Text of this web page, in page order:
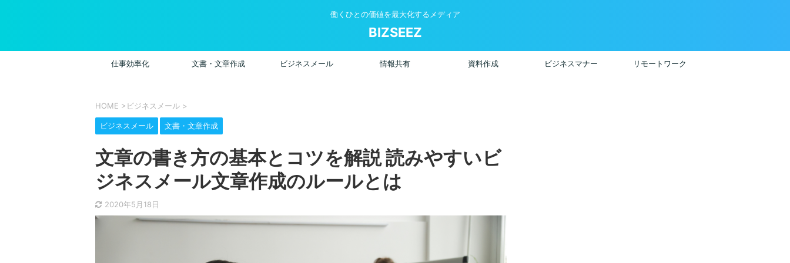
働くひとの価値を最大化するメディア
BIZSEEZ
仕事効率化 文書・文章作成 ビジネスメール 情報共有 資料作成 ビジネスマナー リモートワーク
HOME > ビジネスメール >
ビジネスメール 文書・文章作成
文章の書き方の基本とコツを解説 読みやすいビ
ジネスメール文章作成のルールとは
2020年5月18日